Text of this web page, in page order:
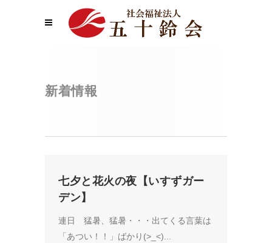
新着情報
七夕と花火の夜【いすずガー
デン】
連日 猛暑、猛暑・・・出てくる言葉は
「あつい！！」ばかり(>_<)...